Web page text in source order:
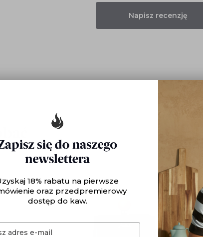
Napisz recenzję
18% rabatu na pierwsze
oraz przedpremierowy
dostęp do kaw.